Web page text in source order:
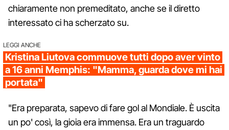
chiaramente non premeditato, anche se il diretto
interessato ci ha scherzato su.
LEGGI ANCHE
Kristina Liutova commuove tutti dopo aver vinto
a 16 anni Memphis: "Mamma, guarda dove mi hai
portata"
"Era preparata, sapevo di fare gol al Mondiale. È uscita
un po' così, la gioia era immensa. Era un traguardo